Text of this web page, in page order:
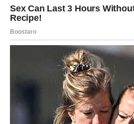
Ovo je vrijeme u kojem Ribe
u tome da sve osjećaju, nego u
da se zaštite i vrate svom